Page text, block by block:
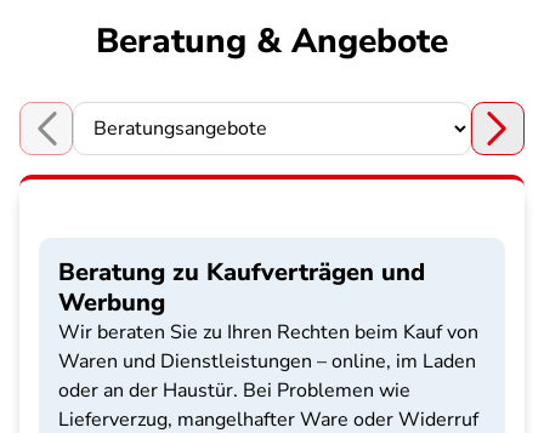
Beratung & Angebote
Choose a section
Beratung zu Kaufverträgen und
Werbung
Wir beraten Sie zu Ihren Rechten beim Kauf von
Waren und Dienstleistungen – online, im Laden
oder an der Haustür. Bei Problemen wie
Lieferverzug, mangelhafter Ware oder Widerruf